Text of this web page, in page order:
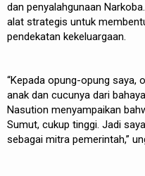
dan penyalahgunaan
alat strategis untuk
pendekatan kekeluargaan.
“Kepada opung-opung saya,
anak dan cucunya dari
Nasution menyampaikan
Sumut, cukup tinggi. Jadi
sebagai mitra pemerintah,”